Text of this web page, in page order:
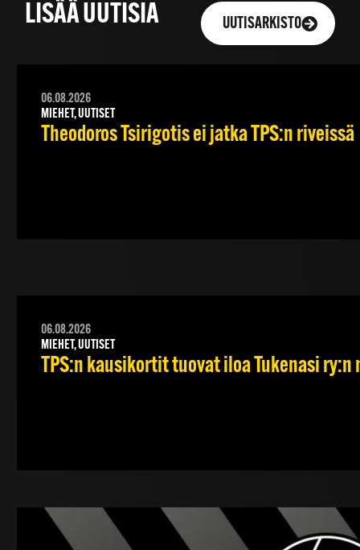
LISÄÄ UUTISIA UUTISARKISTO
06.08.2026
MIEHET, UUTISET
Theodoros Tsirigotis ei jatka TPS:n riveissä
06.08.2026
MIEHET, UUTISET
TPS:n kausikortit tuovat iloa Tukenasi